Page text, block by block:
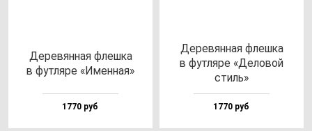
Дере­вян­ная флеш­ка
в фут­ля­ре «Имен­ная»
1770 руб
Дере­вян­ная флеш­ка
в фут­ля­ре «Дело­вой
стиль»
1770 руб